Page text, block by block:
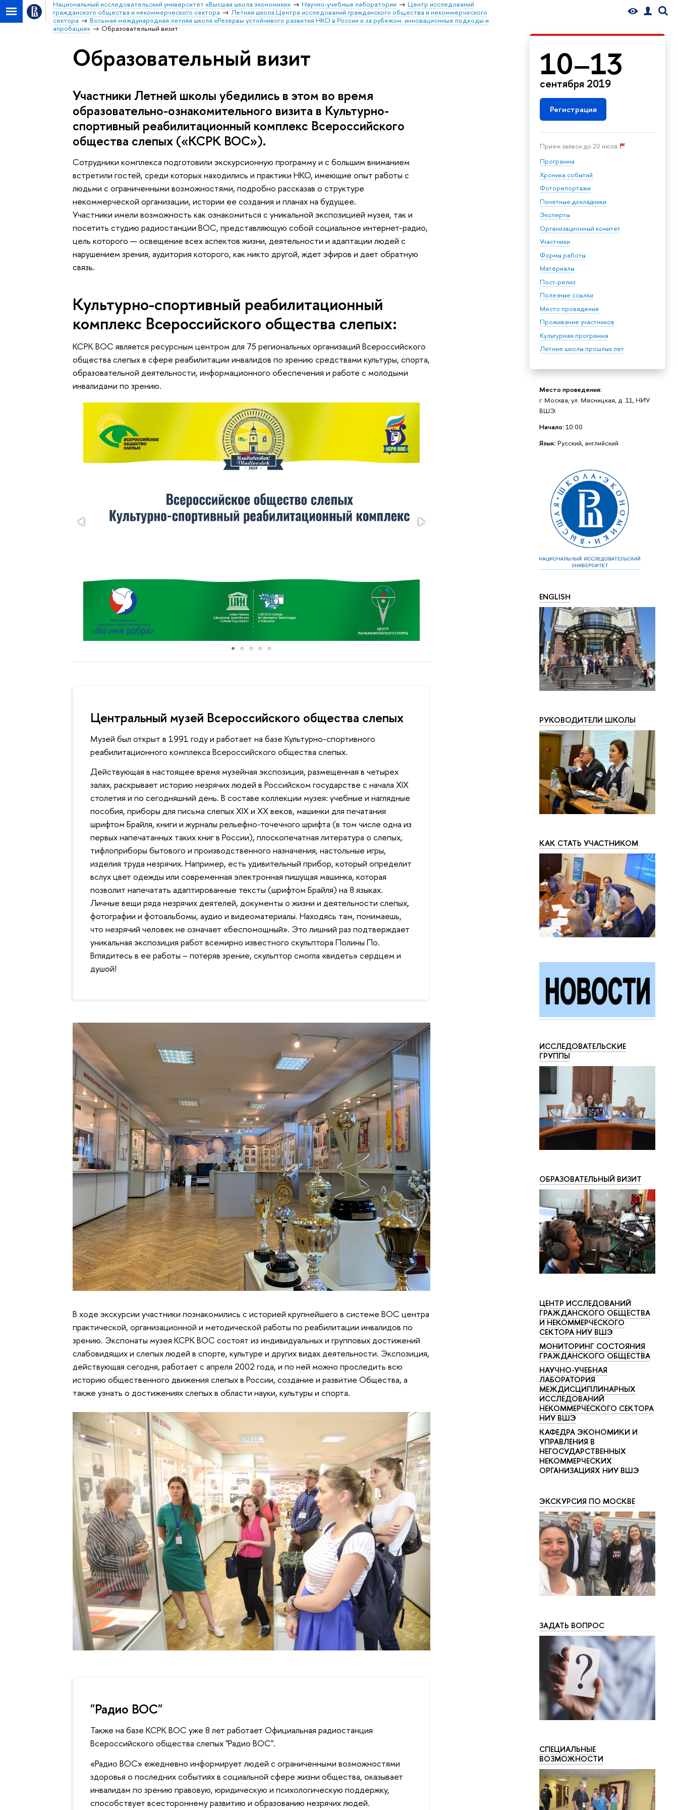
Национальный исследовательский университет «Высшая школа экономики» Научно-учебные лаборатории
Центр исследований
гражданского общества и некоммерческого сектора
Летняя школа Центра исследований гражданского общества и некоммерческого
сектора
Восьмая международная летняя школа «Резервы устойчивого развития НКО в России и за рубежом: инновационные подходы и
апробация»
Образовательный визит
10–13
сентября 2019
Регистрация
Прием заявок до 20 июля
Программа
Хроника событий
Фоторепортажи
Почетные докладчики
Эксперты
Организационный комитет
Участники
Формы работы
Материалы
Пост-релиз
Полезные ссылки
Место проведения
Проживание участников
Культурная программа
Летние школы прошлых лет
Место проведения:
г. Москва, ул. Мясницкая, д. 11, НИУ
ВШЭ.
Начало: 10:00
Язык: Русский, английский.
ENGLISH
РУКОВОДИТЕЛИ ШКОЛЫ
КАК СТАТЬ УЧАСТНИКОМ
ИССЛЕДОВАТЕЛЬСКИЕ
ГРУППЫ
ОБРАЗОВАТЕЛЬНЫЙ ВИЗИТ
ЦЕНТР ИССЛЕДОВАНИЙ
ГРАЖДАНСКОГО ОБЩЕСТВА
И НЕКОММЕРЧЕСКОГО
СЕКТОРА НИУ ВШЭ
МОНИТОРИНГ СОСТОЯНИЯ
ГРАЖДАНСКОГО ОБЩЕСТВА
НАУЧНО-УЧЕБНАЯ
ЛАБОРАТОРИЯ
МЕЖДИСЦИПЛИНАРНЫХ
ИССЛЕДОВАНИЙ
НЕКОММЕРЧЕСКОГО СЕКТОРА
НИУ ВШЭ
КАФЕДРА ЭКОНОМИКИ И
УПРАВЛЕНИЯ В
НЕГОСУДАРСТВЕННЫХ
НЕКОММЕРЧЕСКИХ
ОРГАНИЗАЦИЯХ НИУ ВШЭ
ЭКСКУРСИЯ ПО МОСКВЕ
ЗАДАТЬ ВОПРОС
СПЕЦИАЛЬНЫЕ
ВОЗМОЖНОСТИ
Образовательный визит
Участники Летней школы убедились в этом во время
образовательно-ознакомительного визита в Культурно-
спортивный реабилитационный комплекс Всероссийского
общества слепых («КСРК ВОС»).
Сотрудники комплекса подготовили экскурсионную программу и с большим вниманием
встретили гостей, среди которых находились и практики НКО, имеющие опыт работы с
людьми с ограниченными возможностями, подробно рассказав о структуре
некоммерческой организации, истории ее создания и планах на будущее.
Участники имели возможность как ознакомиться с уникальной экспозицией музея, так и
посетить студию радиостанции ВОС, представляющую собой социальное интернет-радио,
цель которого — освещение всех аспектов жизни, деятельности и адаптации людей с
нарушением зрения, аудитория которого, как никто другой, ждет эфиров и дает обратную
связь.
Культурно-спортивный реабилитационный
комплекс Всероссийского общества слепых:
КСРК ВОС является ресурсным центром для 75 региональных организаций Всероссийского
общества слепых в сфере реабилитации инвалидов по зрению средствами культуры, спорта,
образовательной деятельности, информационного обеспечения и работе с молодыми
инвалидами по зрению.
Центральный музей Всероссийского общества слепых
Музей был открыт в 1991 году и работает на базе Культурно-спортивного
реабилитационного комплекса Всероссийского общества слепых.
Действующая в настоящее время музейная экспозиция, размещенная в четырех
залах, раскрывает историю незрячих людей в Российском государстве с начала XIX
столетия и по сегодняшний день. В составе коллекции музея: учебные и наглядные
пособия, приборы для письма слепых XIX и XX веков, машинки для печатания
шрифтом Брайля, книги и журналы рельефно-точечного шрифта (в том числе одна из
первых напечатанных таких книг в России), плоскопечатная литература о слепых,
тифлоприборы бытового и производственного назначения, настольные игры,
изделия труда незрячих. Например, есть удивительный прибор, который определит
вслух цвет одежды или современная электронная пишущая машинка, которая
позволит напечатать адаптированные тексты (шрифтом Брайля) на 8 языках.
Личные вещи ряда незрячих деятелей, документы о жизни и деятельности слепых,
фотографии и фотоальбомы, аудио и видеоматериалы. Находясь там, понимаешь,
что незрячий человек не означает «беспомощный». Это лишний раз подтверждает
уникальная экспозиция работ всемирно известного скульптора Полины По.
Вглядитесь в ее работы – потеряв зрение, скульптор смогла «видеть» сердцем и
душой!
В ходе экскурсии участники познакомились с историей крупнейшего в системе ВОС центра
практической, организационной и методической работы по реабилитации инвалидов по
зрению. Экспонаты музея КСРК ВОС состоят из индивидуальных и групповых достижений
слабовидящих и слепых людей в спорте, культуре и других видах деятельности. Экспозиция,
действующая сегодня, работает с апреля 2002 года, и по ней можно проследить всю
историю общественного движения слепых в России, создание и развитие Общества, а
также узнать о достижениях слепых в области науки, культуры и спорта.
"Радио ВОС"
Также на базе КСРК ВОС уже 8 лет работает Официальная радиостанция
Всероссийского общества слепых "Радио ВОС".
«Радио ВОС» ежедневно информирует людей с ограниченными возможностями
здоровья о последних событиях в социальной сфере жизни общества, оказывает
инвалидам по зрению правовую, юридическую и психологическую поддержку,
способствует всестороннему развитию и образованию незрячих людей.